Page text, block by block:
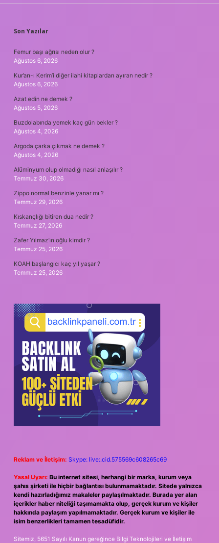
SIDEBAR
Son Yazılar
Femur başı ağrısı neden olur ?
Ağustos 6, 2026
Kur’an-ı Kerim’i diğer ilahi kitaplardan ayıran nedir ?
Ağustos 6, 2026
Azat edin ne demek ?
Ağustos 5, 2026
Buzdolabında yemek kaç gün bekler ?
Ağustos 4, 2026
Argoda çarka çıkmak ne demek ?
Ağustos 4, 2026
Alüminyum olup olmadığı nasıl anlaşılır ?
Temmuz 30, 2026
Zippo normal benzinle yanar mı ?
Temmuz 29, 2026
Kıskançlığı bitiren dua nedir ?
Temmuz 27, 2026
Zafer Yılmaz’ın oğlu kimdir ?
Temmuz 25, 2026
KOAH başlangıcı kaç yıl yaşar ?
Temmuz 25, 2026
Reklam ve İletişim: Skype: live:.cid.575569c608265c69
Yasal Uyarı: Bu internet sitesi, herhangi bir marka, kurum veya
şahıs şirketi ile hiçbir bağlantısı bulunmamaktadır. Sitede yalnızca
kendi hazırladığımız makaleler paylaşılmaktadır. Burada yer alan
içerikler haber niteliği taşımamakta olup, gerçek kurum ve kişiler
hakkında paylaşım yapılmamaktadır. Gerçek kurum ve kişiler ile
isim benzerlikleri tamamen tesadüfidir.
Sitemiz, 5651 Sayılı Kanun gereğince Bilgi Teknolojileri ve İletişim